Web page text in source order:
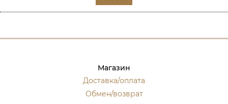
Магазин
Доставка/оплата
Обмен/возврат